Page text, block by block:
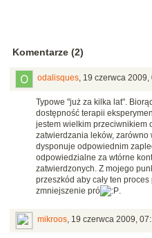
Komentarze (2)
odalisques, 19 czerwca 2009,
Typowe "już za kilka lat".
dostępność terapii
jestem wielkim przeciwnikiem
zatwierdzania leków, zarówno
dysponuje odpowiednim
odpowiedzialne za wtórne
zatwierdzonych. Z mojego
przeszkód aby cały ten
zmniejszenie pró
.
mikroos, 19 czerwca 2009,